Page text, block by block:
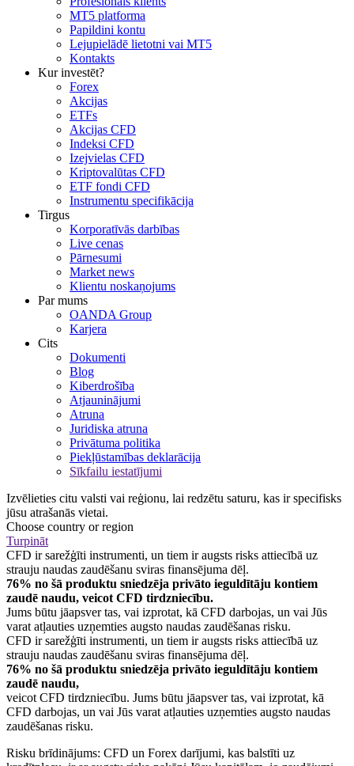
MT5 platforma
Papildini kontu
Lejupielādē lietotni vai MT5
Kontakts
Kur investēt?
Forex
Akcijas
ETFs
Akcijas CFD
Indeksi CFD
Izejvielas CFD
Kriptovalūtas CFD
ETF fondi CFD
Instrumentu specifikācija
Tirgus
Korporatīvās darbības
Live cenas
Pārnesumi
Market news
Klientu noskaņojums
Par mums
OANDA Group
Karjera
Cits
Dokumenti
Blog
Kiberdrošība
Atjauninājumi
Atruna
Juridiska atruna
Privātuma politika
Piekļūstamības deklarācija
Sīkfailu iestatījumi
Izvēlieties citu valsti vai reģionu, lai redzētu saturu, kas ir specifisks
jūsu atrašanās vietai.
Choose country or region
Turpināt
CFD ir sarežģīti instrumenti, un tiem ir augsts risks attiecībā uz
strauju naudas zaudēšanu sviras finansējuma dēļ.
76% no šā produktu sniedzēja privāto ieguldītāju kontiem
zaudē naudu, veicot CFD tirdzniecību.
Jums būtu jāapsver tas, vai izprotat, kā CFD darbojas, un vai Jūs
varat atļauties uzņemties augsto naudas zaudēšanas risku.
CFD ir sarežģīti instrumenti, un tiem ir augsts risks attiecībā uz
strauju naudas zaudēšanu sviras finansējuma dēļ.
76% no šā produktu sniedzēja privāto ieguldītāju kontiem
zaudē naudu,
veicot CFD tirdzniecību. Jums būtu jāapsver tas, vai izprotat, kā
CFD darbojas, un vai Jūs varat atļauties uzņemties augsto naudas
zaudēšanas risku.
Risku brīdinājums: CFD un Forex darījumi, kas balstīti uz